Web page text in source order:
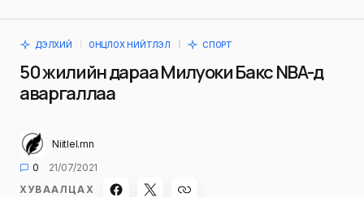
ДЭЛХИЙ ОНЦЛОХ НИЙТЛЭЛ СПОРТ
50 жилийн дараа Милуоки Бакс NBA-д
аваргаллаа
Niitlel.mn
0
21/07/2021
ХУВААЛЦАХ